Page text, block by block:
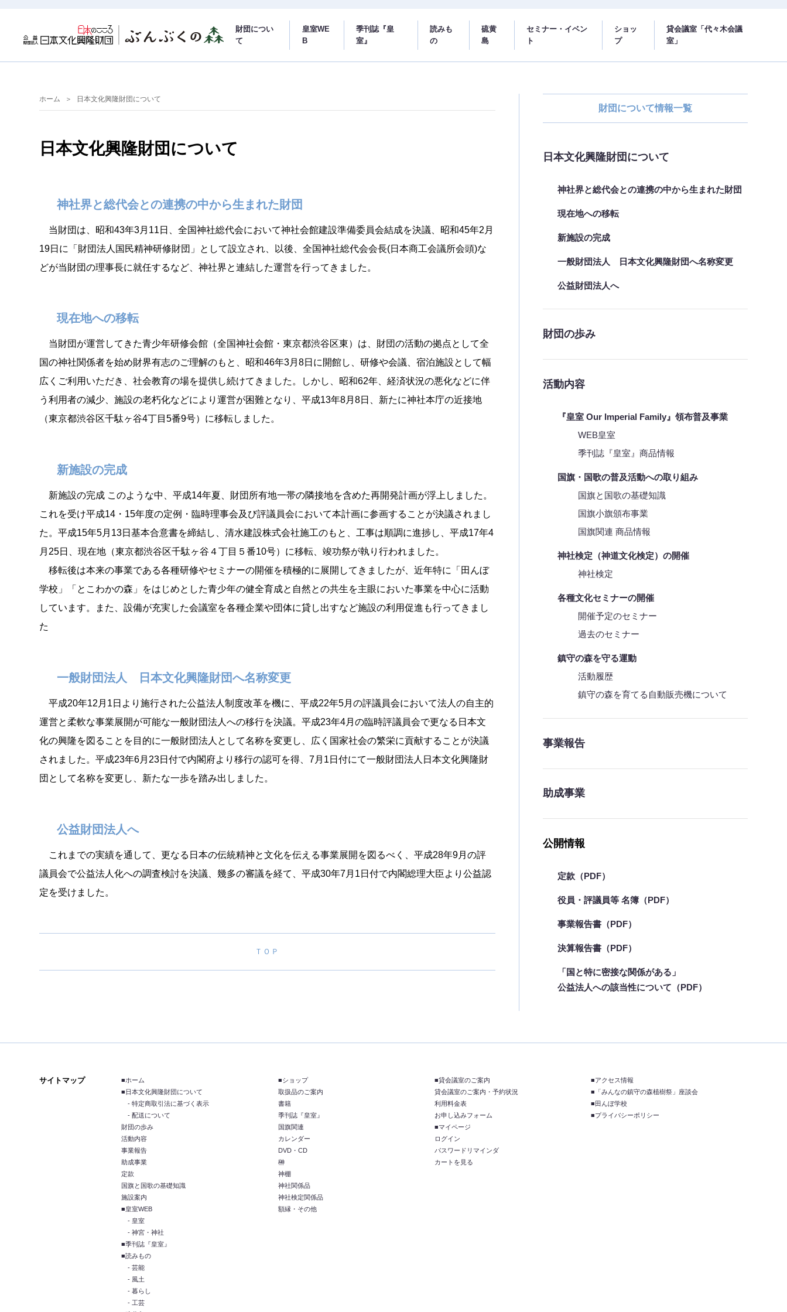
財団につい
て
皇室WE
B
季刊誌『皇
室』
読みも
の
硫黄
島
セミナー・イベン
ト
ショッ
プ
貸会議室「代々木会議
室」
ホーム 日本文化興隆財団について
日本文化興隆財団について
神社界と総代会との連携の中から生まれた財団
当財団は、昭和43年3月11日、全国神社総代会において神社会館建設準備委員会結成を決議、昭和45年2月
19日に「財団法人国民精神研修財団」として設立され、以後、全国神社総代会会長(日本商工会議所会頭)な
どが当財団の理事長に就任するなど、神社界と連結した運営を行ってきました。
現在地への移転
当財団が運営してきた青少年研修会館（全国神社会館・東京都渋谷区東）は、財団の活動の拠点として全
国の神社関係者を始め財界有志のご理解のもと、昭和46年3月8日に開館し、研修や会議、宿泊施設として幅
広くご利用いただき、社会教育の場を提供し続けてきました。しかし、昭和62年、経済状況の悪化などに伴
う利用者の減少、施設の老朽化などにより運営が困難となり、平成13年8月8日、新たに神社本庁の近接地
（東京都渋谷区千駄ヶ谷4丁目5番9号）に移転しました。
新施設の完成
新施設の完成 このような中、平成14年夏、財団所有地一帯の隣接地を含めた再開発計画が浮上しました。
これを受け平成14・15年度の定例・臨時理事会及び評議員会において本計画に参画することが決議されまし
た。平成15年5月13日基本合意書を締結し、清水建設株式会社施工のもと、工事は順調に進捗し、平成17年4
月25日、現在地（東京都渋谷区千駄ヶ谷４丁目５番10号）に移転、竣功祭が執り行われました。
移転後は本来の事業である各種研修やセミナーの開催を積極的に展開してきましたが、近年特に「田んぼ
学校」「とこわかの森」をはじめとした青少年の健全育成と自然との共生を主眼においた事業を中心に活動
しています。また、設備が充実した会議室を各種企業や団体に貸し出すなど施設の利用促進も行ってきまし
た
一般財団法人 日本文化興隆財団へ名称変更
平成20年12月1日より施行された公益法人制度改革を機に、平成22年5月の評議員会において法人の自主的
運営と柔軟な事業展開が可能な一般財団法人への移行を決議。平成23年4月の臨時評議員会で更なる日本文
化の興隆を図ることを目的に一般財団法人として名称を変更し、広く国家社会の繁栄に貢献することが決議
されました。平成23年6月23日付で内閣府より移行の認可を得、7月1日付にて一般財団法人日本文化興隆財
団として名称を変更し、新たな一歩を踏み出しました。
公益財団法人へ
これまでの実績を通して、更なる日本の伝統精神と文化を伝える事業展開を図るべく、平成28年9月の評
議員会で公益法人化への調査検討を決議、幾多の審議を経て、平成30年7月1日付で内閣総理大臣より公益認
定を受けました。
ＴＯＰ
財団について情報一覧
日本文化興隆財団について
神社界と総代会との連携の中から生まれた財団
現在地への移転
新施設の完成
一般財団法人 日本文化興隆財団へ名称変更
公益財団法人へ
財団の歩み
活動内容
『皇室 Our Imperial Family』領布普及事業
WEB皇室
季刊誌『皇室』商品情報
国旗・国歌の普及活動への取り組み
国旗と国歌の基礎知識
国旗小旗頒布事業
国旗関連 商品情報
神社検定（神道文化検定）の開催
神社検定
各種文化セミナーの開催
開催予定のセミナー
過去のセミナー
鎮守の森を守る運動
活動履歴
鎮守の森を育てる自動販売機について
事業報告
助成事業
公開情報
定款（PDF）
役員・評議員等 名簿（PDF）
事業報告書（PDF）
決算報告書（PDF）
「国と特に密接な関係がある」
公益法人への該当性について（PDF）
サイトマップ
■ホーム
■日本文化興隆財団について
- 特定商取引法に基づく表示
- 配送について
財団の歩み
活動内容
事業報告
助成事業
定款
国旗と国歌の基礎知識
施設案内
■皇室WEB
- 皇室
- 神宮・神社
■季刊誌『皇室』
■読みもの
- 芸能
- 風土
- 暮らし
- 工芸
■ショップ
取扱品のご案内
書籍
季刊誌『皇室』
国旗関連
カレンダー
DVD・CD
榊
神棚
神社関係品
神社検定関係品
額縁・その他
■貸会議室のご案内
貸会議室のご案内・予約状況
利用料金表
お申し込みフォーム
■マイページ
ログイン
パスワードリマインダ
カートを見る
■アクセス情報
■「みんなの鎮守の森植樹祭」座談会
■田んぼ学校
■プライバシーポリシー